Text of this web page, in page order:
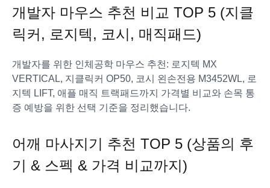
개발자 마우스 추천 비교 TOP 5 (지클
릭커, 로지텍, 코시, 매직패드)
개발자를 위한 인체공학 마우스 추천: 로지텍 MX
VERTICAL, 지클릭커 OP50, 코시 왼손전용 M3452WL, 로
지텍 LIFT, 애플 매직 트랙패드까지 가격별 비교와 손목 통
증 예방을 위한 선택 기준을 정리했습니다.
어깨 마사지기 추천 TOP 5 (상품의 후
기 & 스펙 & 가격 비교까지)